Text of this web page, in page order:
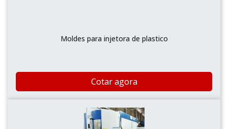
Moldes para injetora de plastico
Cotar agora